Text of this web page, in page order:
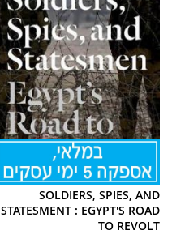
SOLDIERS, SPIES, AND
STATESMENT : EGYPT'S ROAD
TO REVOLT